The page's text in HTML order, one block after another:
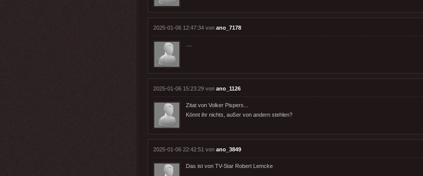
2025-01-06 12:47:34 von ano_7178
2025-01-06 15:23:29 von ano_1126
Zitat von Volker Pispers...
Könnt ihr nichts, außer von andern stehlen?
2025-01-06 22:42:51 von ano_3849
Das ist von TV-Star Robert Lemcke